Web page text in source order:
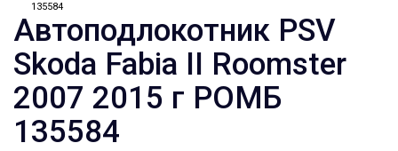
135584
Автоподлокотник PSV
Skoda Fabia II Roomster
2007 2015 г РОМБ
135584